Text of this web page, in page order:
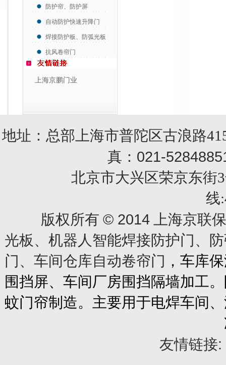
防护帘、防护屏
自动防护快速升降门
焊接防护板、防弧光板
抗风卷帘门
上海京鹏门业
地址：总部上海市普陀区古浪路
真： 021-
北京市大兴区荣京东街3
线
版权所有 © 2014上海京联
光板、机器人智能焊接防护门、
门、车间仓库自动卷帘门 ，车库
围挡屏、车间厂房围挡隔墙加工
蚊门帘制造。主要用于电焊车间
友情链接: